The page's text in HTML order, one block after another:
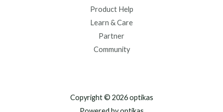
Product Help
Learn & Care
Partner
Community
Copyright © 2026 optikas